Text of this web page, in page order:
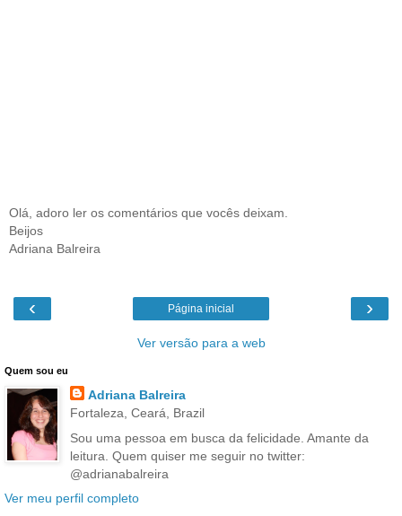
Olá, adoro ler os comentários que vocês deixam.
Beijos
Adriana Balreira
‹ ›
Página inicial
Ver versão para a web
Quem sou eu
Adriana Balreira
Fortaleza, Ceará, Brazil
Sou uma pessoa em busca da felicidade. Amante da
leitura. Quem quiser me seguir no twitter:
@adrianabalreira
Ver meu perfil completo